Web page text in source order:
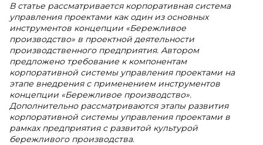
В статье рассматривается корпоративная система
управления проектами как один из основных
инструментов концепции «Бережливое
производство» в проектной деятельности
производственного предприятия. Автором
предложено требование к компонентам
корпоративной системы управления проектами на
этапе внедрения с применением инструментов
концепции «Бережливое производство».
Дополнительно рассматриваются этапы развития
корпоративной системы управления проектами в
рамках предприятия с развитой культурой
бережливого производства.